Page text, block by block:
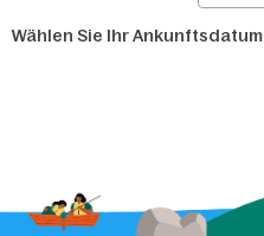
Wählen Sie Ihr Ankunftsdatum